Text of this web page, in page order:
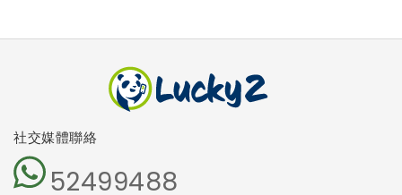
社交媒體聯絡
52499488